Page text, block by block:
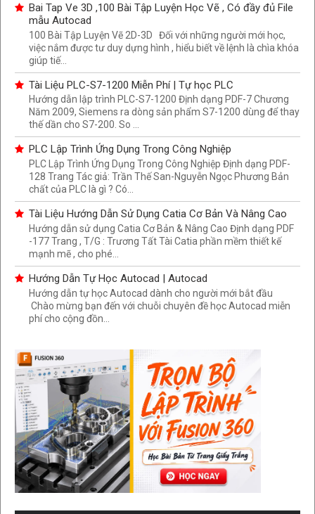
Bai Tap Ve 3D ,100 Bài Tập Luyện Học Vẽ , Có đầy đủ File
mẫu Autocad
100 Bài Tập Luyện Vẽ 2D-3D Đối với những người mới học,
việc nắm được tư duy dựng hình , hiểu biết về lệnh là chìa khóa
giúp tiế...
Tài Liệu PLC-S7-1200 Miễn Phí | Tự học PLC
Hướng dẫn lập trình PLC-S7-1200 Định dạng PDF-7 Chương
Năm 2009, Siemens ra dòng sản phẩm S7-1200 dùng để thay
thế dần cho S7-200. So ...
PLC Lập Trình Ứng Dụng Trong Công Nghiệp
PLC Lập Trình Ứng Dụng Trong Công Nghiệp Định dạng PDF-
128 Trang Tác giả: Trần Thế San-Nguyễn Ngọc Phương Bản
chất của PLC là gì ? Có...
Tài Liệu Hướng Dẫn Sử Dụng Catia Cơ Bản Và Nâng Cao
Hướng dẫn sử dụng Catia Cơ Bản & Nâng Cao Định dạng PDF
-177 Trang , T/G : Trương Tất Tài Catia phần mềm thiết kế
mạnh mẽ , cho phé...
Hướng Dẫn Tự Học Autocad | Autocad
Hướng dẫn tự học Autocad dành cho người mới bắt đầu
Chào mừng bạn đến với chuỗi chuyên đề học Autocad miễn
phí cho cộng đồn...